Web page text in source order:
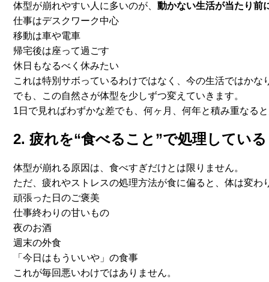
体型が崩れやすい人に多いのが、動かない生活が当たり前
仕事はデスクワーク中心
移動は車や電車
帰宅後は座って過ごす
休日もなるべく休みたい
これは特別サボっているわけではなく、今の生活ではかな
でも、この自然さが体型を少しずつ変えていきます。
1日で見ればわずかな差でも、何ヶ月、何年と積み重なる
2. 疲れを“食べること”で処理している
体型が崩れる原因は、食べすぎだけとは限りません。
ただ、疲れやストレスの処理方法が食に偏ると、体は変わ
頑張った日のご褒美
仕事終わりの甘いもの
夜のお酒
週末の外食
「今日はもういいや」の食事
これが毎回悪いわけではありません。